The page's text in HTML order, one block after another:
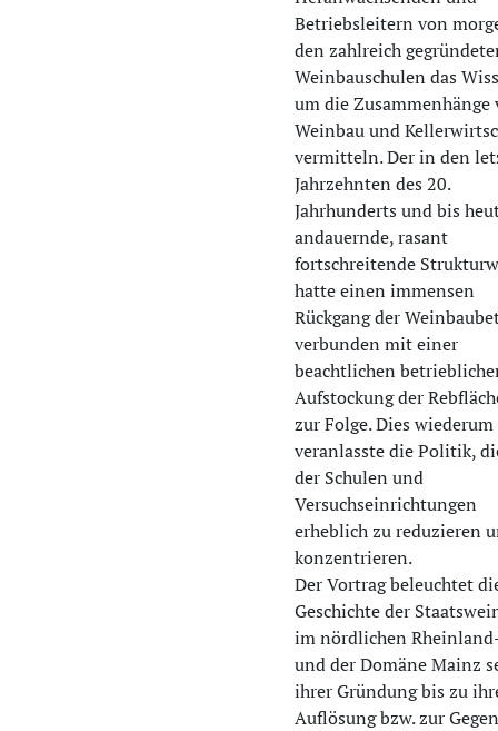
Betriebsleitern von
den zahlreich
Weinbauschulen das
um die Zusammenhänge
Weinbau und
vermitteln. Der in den
Jahrzehnten des 20.
Jahrhunderts und bis
andauernde, rasant
fortschreitende
hatte einen immensen
Rückgang der
verbunden mit einer
beachtlichen
Aufstockung der
zur Folge. Dies wiederum
veranlasste die Politik,
der Schulen und
Versuchseinrichtungen
erheblich zu reduzieren
konzentrieren.
Der Vortrag beleuchtet
Geschichte der
im nördlichen
und der Domäne Mainz
ihrer Gründung bis zu
Auflösung bzw. zur